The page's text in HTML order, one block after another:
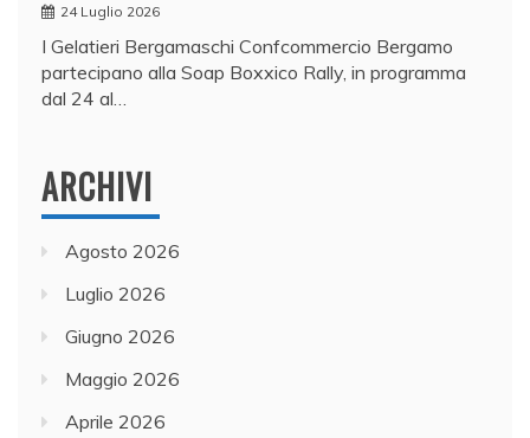
24 Luglio 2026
I Gelatieri Bergamaschi Confcommercio Bergamo
partecipano alla Soap Boxxico Rally, in programma
dal 24 al…
ARCHIVI
Agosto 2026
Luglio 2026
Giugno 2026
Maggio 2026
Aprile 2026